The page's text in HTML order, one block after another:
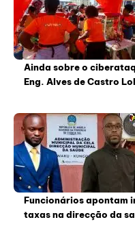
Ainda sobre o
Eng. Alves de Castro
Funcionários apontam
taxas na direcção da